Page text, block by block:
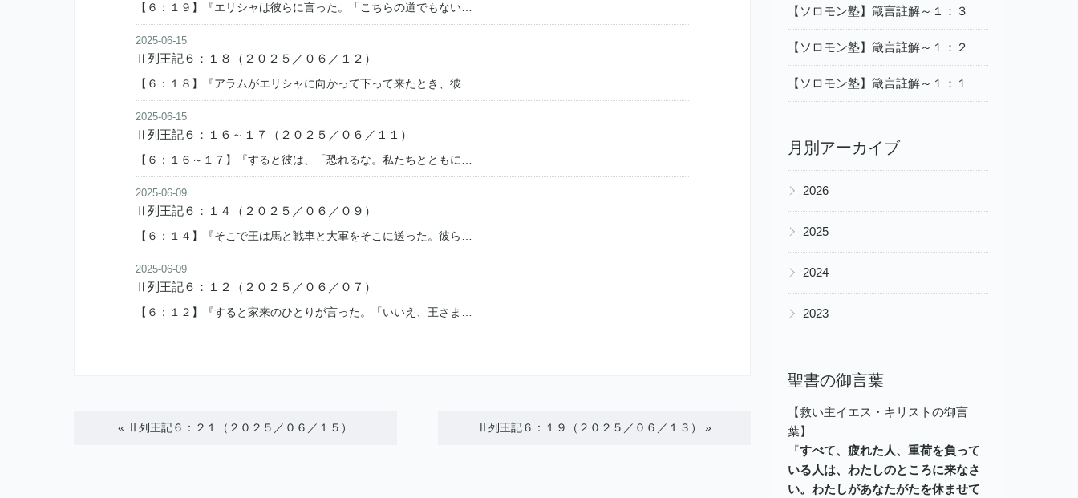
【６：１９】『エリシャは彼らに言った。「こちらの道でもない…
2025-06-15
Ⅱ列王記６：１８（２０２５／０６／１２）
【６：１８】『アラムがエリシャに向かって下って来たとき、彼…
2025-06-15
Ⅱ列王記６：１６～１７（２０２５／０６／１１）
【６：１６～１７】『すると彼は、「恐れるな。私たちとともに…
2025-06-09
Ⅱ列王記６：１４（２０２５／０６／０９）
【６：１４】『そこで王は馬と戦車と大軍をそこに送った。彼ら…
2025-06-09
Ⅱ列王記６：１２（２０２５／０６／０７）
【６：１２】『すると家来のひとりが言った。「いいえ、王さま…
« Ⅱ列王記６：２１（２０２５／０６／１５） Ⅱ列王記６：１９（２０２５／０６／１３） »
【ソロモン塾】箴言註解～１：３
【ソロモン塾】箴言註解～１：２
【ソロモン塾】箴言註解～１：１
月別アーカイブ
▶ 2026
▶ 2025
▶ 2024
▶ 2023
聖書の御言葉
【救い主イエス・キリストの御言
葉】
『すべて、疲れた人、重荷を負って
いる人は、わたしのところに来なさ
い。わたしがあなたがたを休ませて